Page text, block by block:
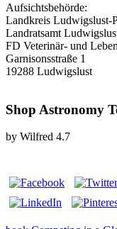
Aufsichtsbehörde:
Landkreis Ludwigslust-
Landratsamt
FD Veterinär- und
Garnisonsstraße 1
19288 Ludwigslust
Shop Astronomy
by Wilfred 4.7